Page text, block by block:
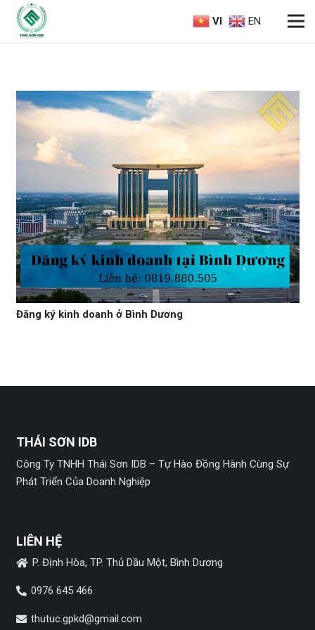
VI EN
Đăng ký kinh doanh ở Bình Dương
THÁI SƠN IDB
Công Ty TNHH Thái Sơn IDB – Tự Hào Đồng Hành Cùng Sự
Phát Triển Của Doanh Nghiệp
LIÊN HỆ
P. Định Hòa, TP. Thủ Dầu Một, Bình Dương
0976 645 466
thutuc.gpkd@gmail.com